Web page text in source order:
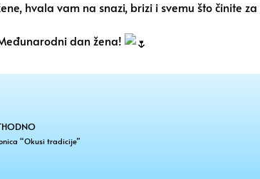
hvala vam na snazi, brizi i svemu što činite
dan žena!
“Okusi tradicije”